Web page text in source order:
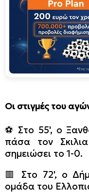
Οι στιγμές του
⚽ Στο 55', ο
πάσα τον
σημειώσει το 1-0.
🟥 Στο 72', ο
ομάδα του